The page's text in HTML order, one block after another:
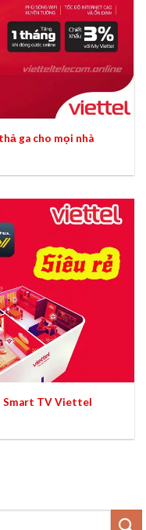
ga cho mọi nhà
Smart TV Viettel